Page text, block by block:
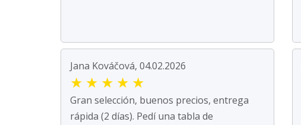
Jana Kováčová, 04.02.2026
★ ★ ★ ★ ★
Gran selección, buenos precios, entrega
rápida (2 días). Pedí una tabla de